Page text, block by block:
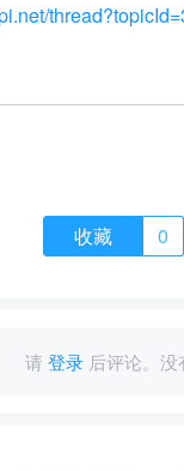
收藏 0
请登录后评论。没